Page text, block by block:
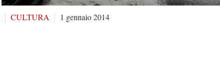
CULTURA 1 gennaio 2014